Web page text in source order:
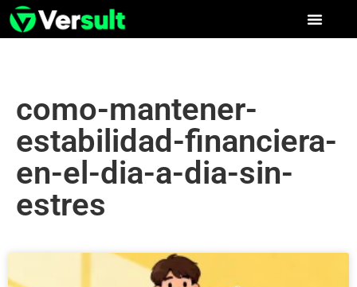
como-mantener-
estabilidad-financiera-
en-el-dia-a-dia-sin-
estres